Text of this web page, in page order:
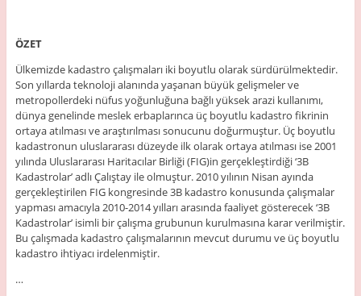
ÖZET
Ülkemizde kadastro çalışmaları iki boyutlu olarak sürdürülmektedir.
Son yıllarda teknoloji alanında yaşanan büyük gelişmeler ve
metropollerdeki nüfus yoğunluğuna bağlı yüksek arazi kullanımı,
dünya genelinde meslek erbaplarınca üç boyutlu kadastro fikrinin
ortaya atılması ve araştırılması sonucunu doğurmuştur. Üç boyutlu
kadastronun uluslararası düzeyde ilk olarak ortaya atılması ise 2001
yılında Uluslararası Haritacılar Birliği (FIG)in gerçekleştirdiği ‘3B
Kadastrolar’ adlı Çalıştay ile olmuştur. 2010 yılının Nisan ayında
gerçekleştirilen FIG kongresinde 3B kadastro konusunda çalışmalar
yapması amacıyla 2010-2014 yılları arasında faaliyet gösterecek ‘3B
Kadastrolar’ isimli bir çalışma grubunun kurulmasına karar verilmiştir.
Bu çalışmada kadastro çalışmalarının mevcut durumu ve üç boyutlu
kadastro ihtiyacı irdelenmiştir.
…